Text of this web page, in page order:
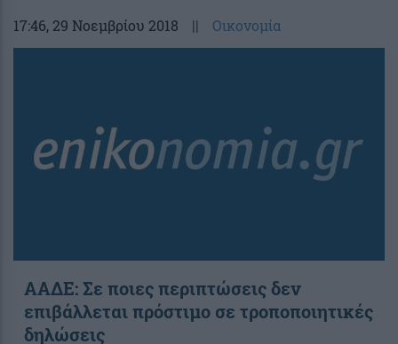
17:46, 29 Νοεμβρίου 2018 || Οικονομία
ΑΑΔΕ: Σε ποιες περιπτώσεις δεν
επιβάλλεται πρόστιμο σε τροποποιητικές
δηλώσεις